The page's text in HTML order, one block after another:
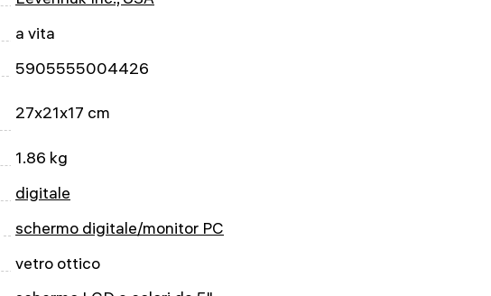
a vita
5905555004426
27x21x17 cm
1.86 kg
digitale
schermo digitale/monitor PC
vetro ottico